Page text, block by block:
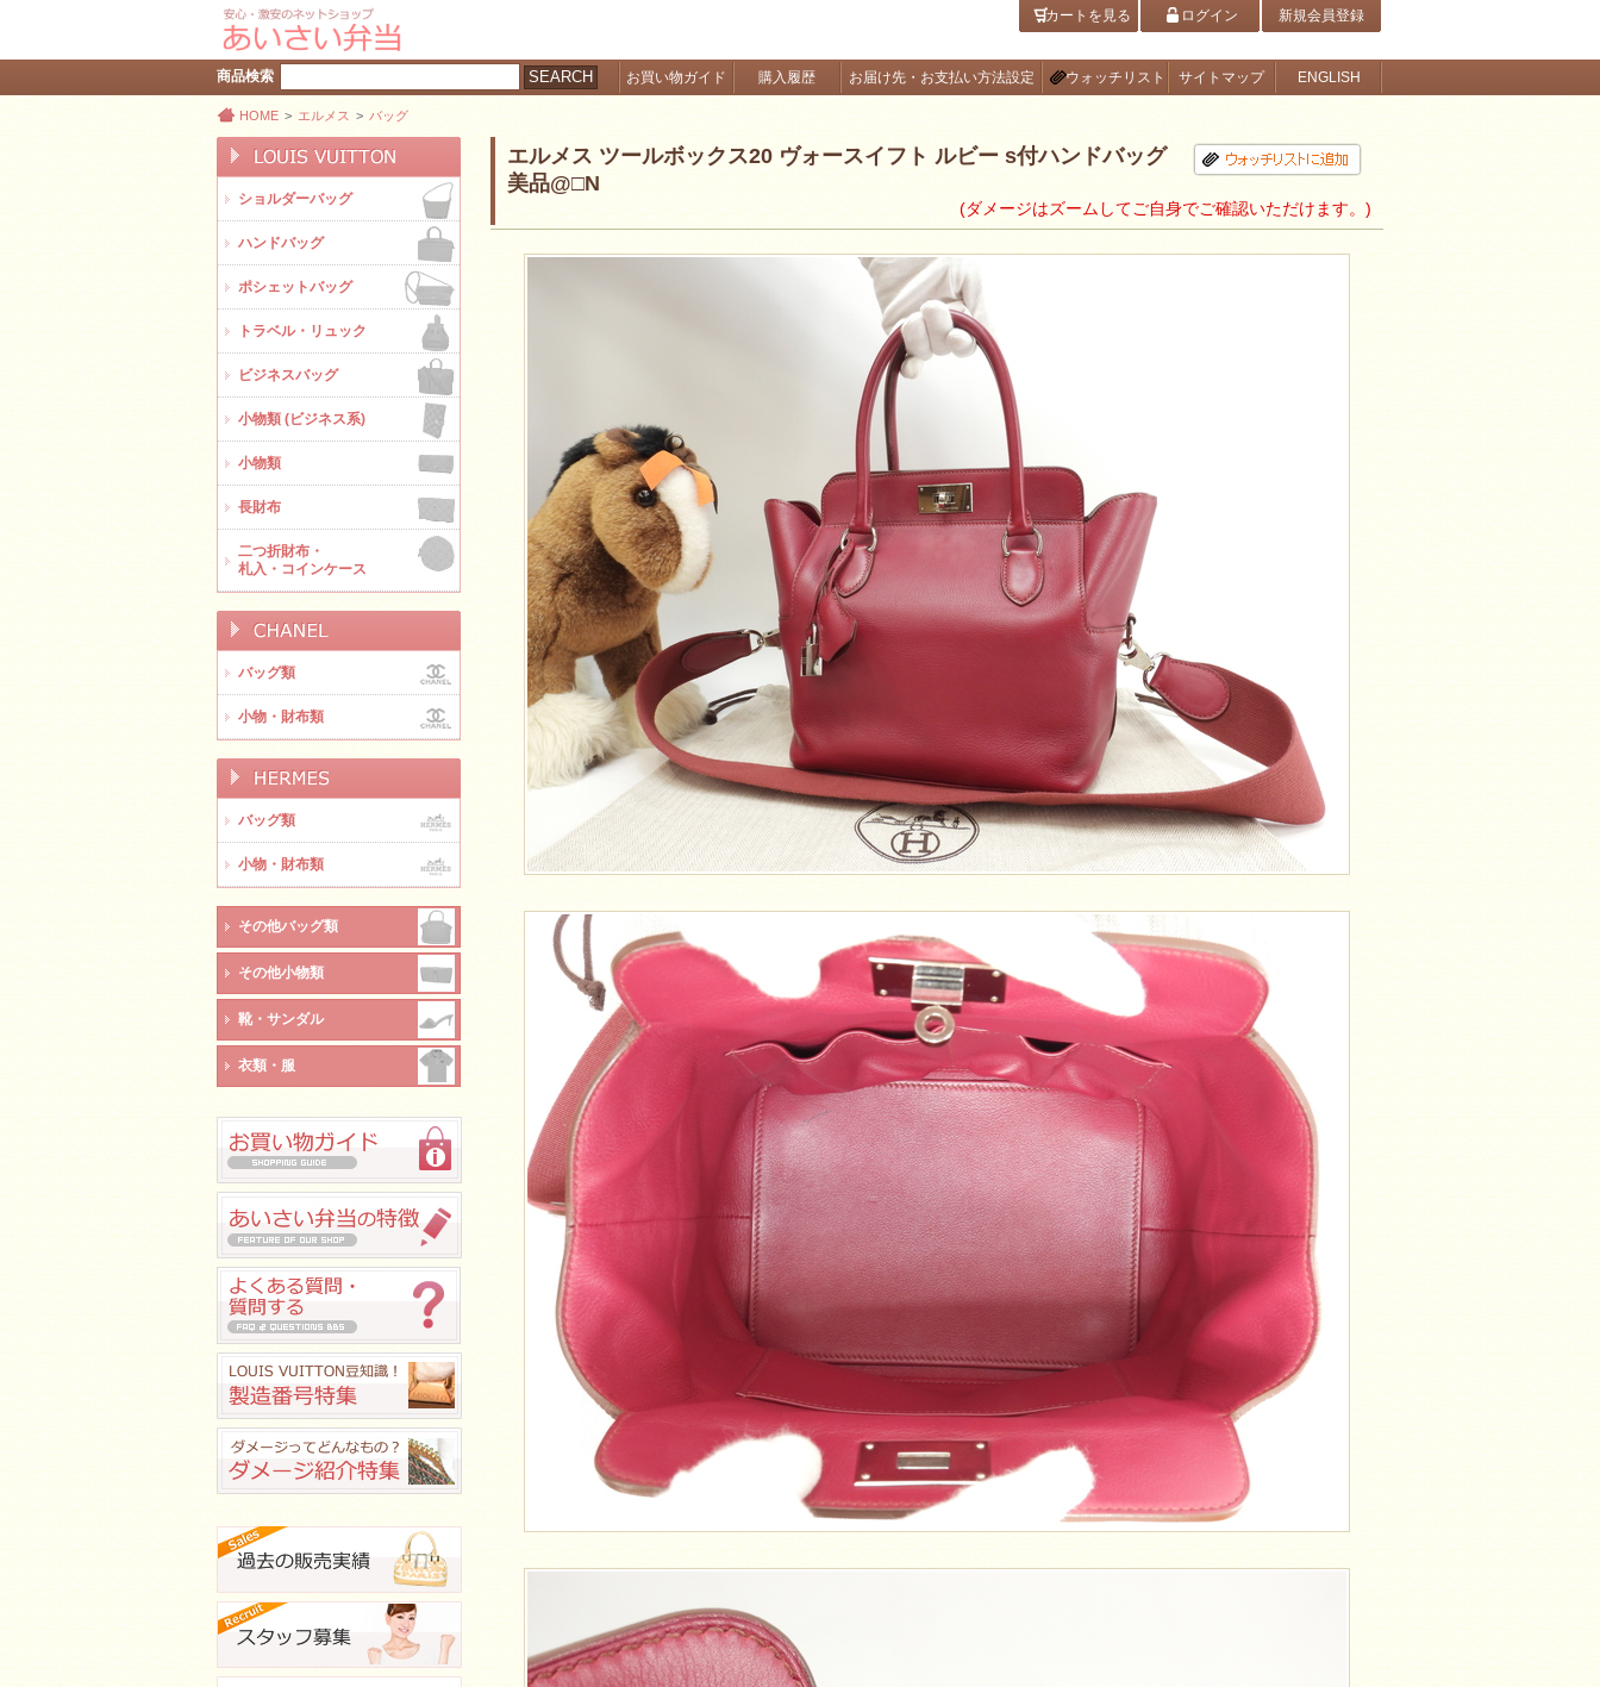
カートを見る ログイン 新規会員登録
商品検索 SEARCH お買い物ガイド 購入履歴 お届け先・お支払い方法設定 ウォッチリスト サイトマップ ENGLISH
HOME > エルメス > バッグ
エルメス ツールボックス20 ヴォースイフト ルビー s付ハンドバッグ
美品@□N
(ダメージはズームしてご自身でご確認いただけます。)
ショルダーバッグ
ハンドバッグ
ポシェットバッグ
トラベル・リュック
ビジネスバッグ
小物類 (ビジネス系)
小物類
長財布
二つ折財布・
札入・コインケース
バッグ類
小物・財布類
バッグ類
小物・財布類
その他バッグ類
その他小物類
靴・サンダル
衣類・服